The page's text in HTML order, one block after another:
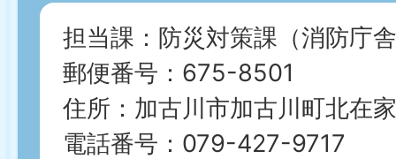
担当課：防災対策課（消防庁
郵便番号：675-8501
住所：加古川市加古川町北在
電話番号：079-427-9717